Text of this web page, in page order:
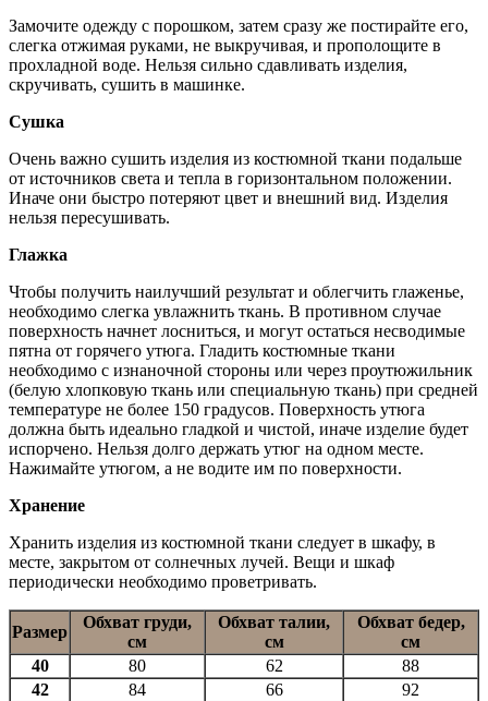
Замочите одежду с порошком, затем сразу же постирайте его,
слегка отжимая руками, не выкручивая, и прополощите в
прохладной воде. Нельзя сильно сдавливать изделия,
скручивать, сушить в машинке.
Сушка
Очень важно сушить изделия из костюмной ткани подальше
от источников света и тепла в горизонтальном положении.
Иначе они быстро потеряют цвет и внешний вид. Изделия
нельзя пересушивать.
Глажка
Чтобы получить наилучший результат и облегчить глаженье,
необходимо слегка увлажнить ткань. В противном случае
поверхность начнет лосниться, и могут остаться несводимые
пятна от горячего утюга. Гладить костюмные ткани
необходимо с изнаночной стороны или через проутюжильник
(белую хлопковую ткань или специальную ткань) при средней
температуре не более 150 градусов. Поверхность утюга
должна быть идеально гладкой и чистой, иначе изделие будет
испорчено. Нельзя долго держать утюг на одном месте.
Нажимайте утюгом, а не водите им по поверхности.
Хранение
Хранить изделия из костюмной ткани следует в шкафу, в
месте, закрытом от солнечных лучей. Вещи и шкаф
периодически необходимо проветривать.
Размер
Обхват груди,
см
Обхват талии,
см
Обхват бедер,
см
40
80 62
88
42
84 66
92